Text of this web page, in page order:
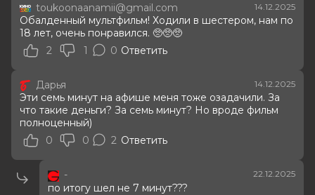
toukoonaanamii@gmail.com 14.12.2025
Обалденный мультфильм! Ходили в шестером, нам по
18 лет, очень понравился. 🥺🥺🥺
2
1 0 Ответить
Дарья 14.12.2025
Эти семь минут на афише меня тоже озадачили. За
что такие деньги? За семь минут? Но вроде фильм
полноценный)
0
0 2 Ответить
- 22.12.2025
по итогу шел не 7 минут???